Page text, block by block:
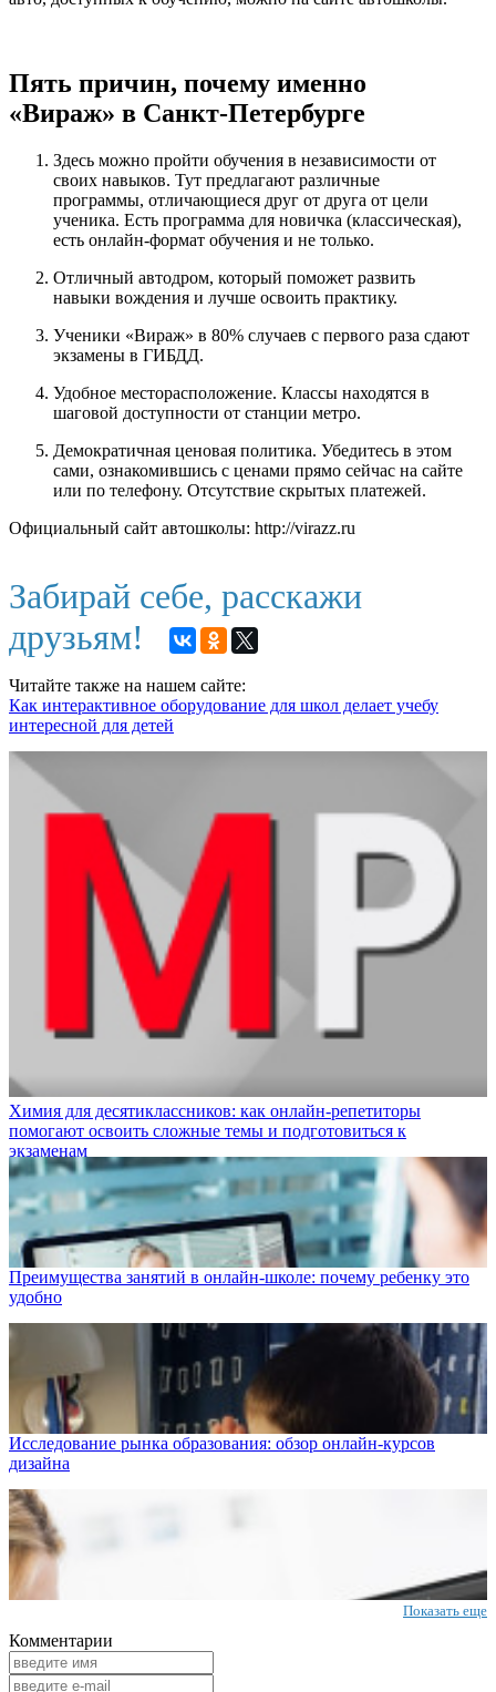
Пять причин, почему именно
«Вираж» в Санкт-Петербурге
Здесь можно пройти обучения в независимости от
своих навыков. Тут предлагают различные
программы, отличающиеся друг от друга от цели
ученика. Есть программа для новичка (классическая),
есть онлайн-формат обучения и не только.
Отличный автодром, который поможет развить
навыки вождения и лучше освоить практику.
Ученики «Вираж» в 80% случаев с первого раза сдают
экзамены в ГИБДД.
Удобное месторасположение. Классы находятся в
шаговой доступности от станции метро.
Демократичная ценовая политика. Убедитесь в этом
сами, ознакомившись с ценами прямо сейчас на сайте
или по телефону. Отсутствие скрытых платежей.
Официальный сайт автошколы: http://virazz.ru
Забирай себе, расскажи
друзьям!
Читайте также на нашем сайте:
Как интерактивное оборудование для школ делает учебу
интересной для детей
Химия для десятиклассников: как онлайн-репетиторы
помогают освоить сложные темы и подготовиться к
экзаменам
Преимущества занятий в онлайн-школе: почему ребенку это
удобно
Исследование рынка образования: обзор онлайн-курсов
дизайна
Показать еще
Комментарии